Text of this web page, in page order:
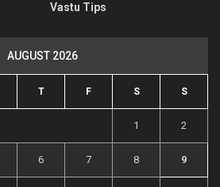
Vastu Tips
AUGUST 2026
T F S S
1 2
6 7 8 9